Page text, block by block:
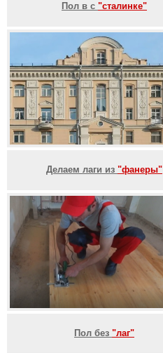
Пол в с "сталинке"
Делаем лаги из "фанеры"
Пол без "лаг"